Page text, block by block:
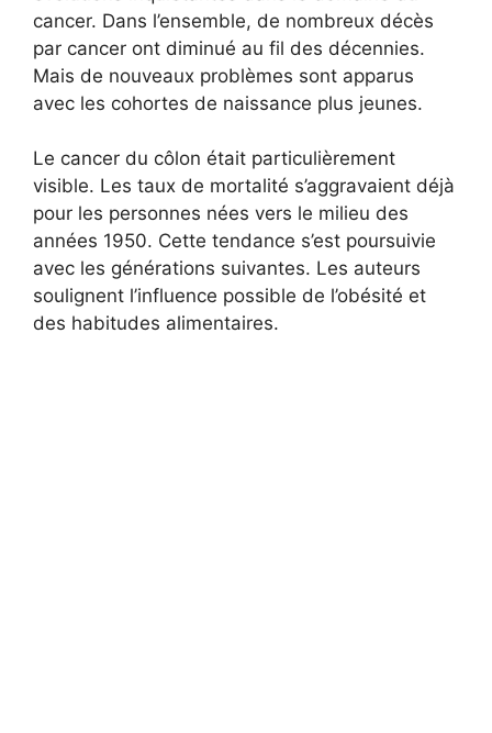
cancer. Dans l’ensemble, de nombreux décès
par cancer ont diminué au fil des décennies.
Mais de nouveaux problèmes sont apparus
avec les cohortes de naissance plus jeunes.
Le cancer du côlon était particulièrement
visible. Les taux de mortalité s’aggravaient déjà
pour les personnes nées vers le milieu des
années 1950. Cette tendance s’est poursuivie
avec les générations suivantes. Les auteurs
soulignent l’influence possible de l’obésité et
des habitudes alimentaires.